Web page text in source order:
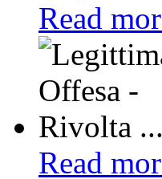
Read
Read